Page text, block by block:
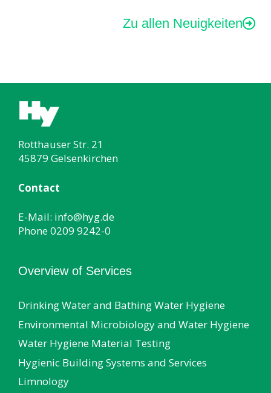
Zu allen Neuigkeiten
Rotthauser Str. 21
45879 Gelsenkirchen
Contact
E-Mail: info@hyg.de
Phone0209 9242-0
Overview of Services
Drinking Water and Bathing Water Hygiene
Environmental Microbiology and Water Hygiene
Water Hygiene Material Testing
Hygienic Building Systems and Services
Limnology